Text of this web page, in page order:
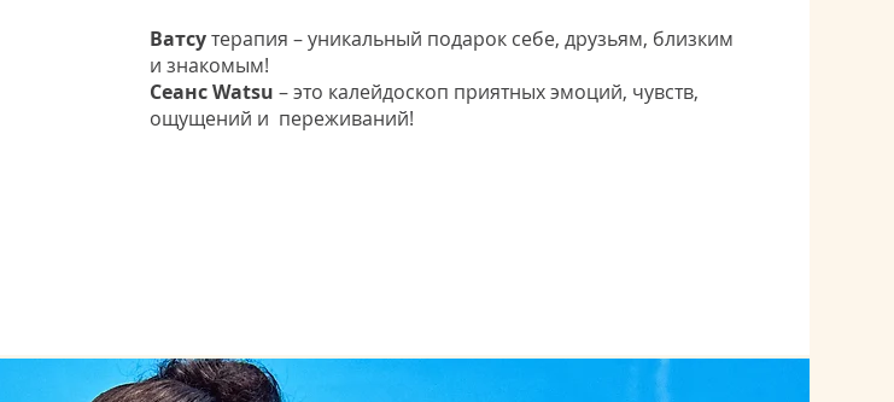
Ватсутерапия – уникальный подарок себе, друзьям, близким
и знакомым!
Сеанс Watsu – это калейдоскоп приятных эмоций, чувств,
ощущений и переживаний!